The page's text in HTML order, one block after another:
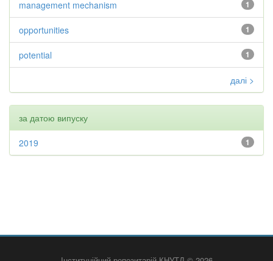
1
management mechanism
1
opportunities
1
potential
далі >
за датою випуску
1
2019